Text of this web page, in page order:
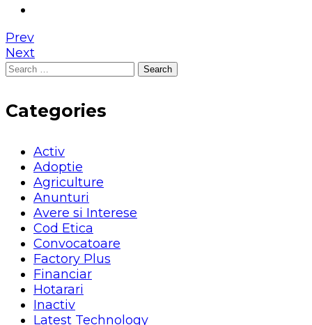
Prev
Next
Search
Categories
Activ
Adoptie
Agriculture
Anunturi
Avere si Interese
Cod Etica
Convocatoare
Factory Plus
Financiar
Hotarari
Inactiv
Latest Technology